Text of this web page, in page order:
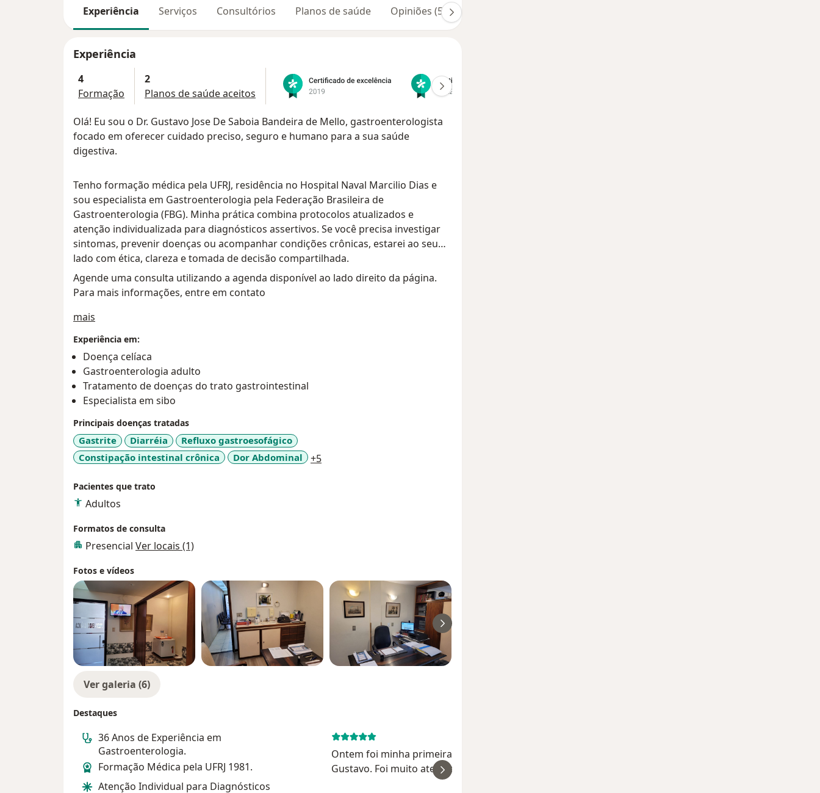
Experiência Serviços Consultórios Planos de saúde Opiniões (588)
Experiência
4
Formação
2
Planos de saúde aceitos
Olá! Eu sou o Dr. Gustavo Jose De Saboia Bandeira de Mello, gastroenterologista
focado em oferecer cuidado preciso, seguro e humano para a sua saúde
digestiva.
Tenho formação médica pela UFRJ, residência no Hospital Naval Marcilio Dias e
sou especialista em Gastroenterologia pela Federação Brasileira de
Gastroenterologia (FBG). Minha prática combina protocolos atualizados e
atenção individualizada para diagnósticos assertivos. Se você precisa investigar
sintomas, prevenir doenças ou acompanhar condições crônicas, estarei ao seu
lado com ética, clareza e tomada de decisão compartilhada.
Agende uma consulta utilizando a agenda disponível ao lado direito da página.
Para mais informações, entre em contato
mais
Experiência em:
Doença celíaca
Gastroenterologia adulto
Tratamento de doenças do trato gastrointestinal
Especialista em sibo
Principais doenças tratadas
Gastrite Diarréia
Refluxo gastroesofágico
Constipação intestinal crônica
Dor Abdominal +5a11y_sr_more_diseases
Pacientes que trato
Adultos
Formatos de consulta
Presencial Ver locais (1)
Fotos e vídeos
Ver galeria (6)
Destaques
36 Anos de Experiência em
Gastroenterologia.
Formação Médica pela UFRJ 1981.
Atenção Individual para Diagnósticos
Ontem foi minha primeira consulta com o dr.
Gustavo. Foi muito atencioso, ouviu todo o meu
histórico e me passou uma bateria de exames. Se